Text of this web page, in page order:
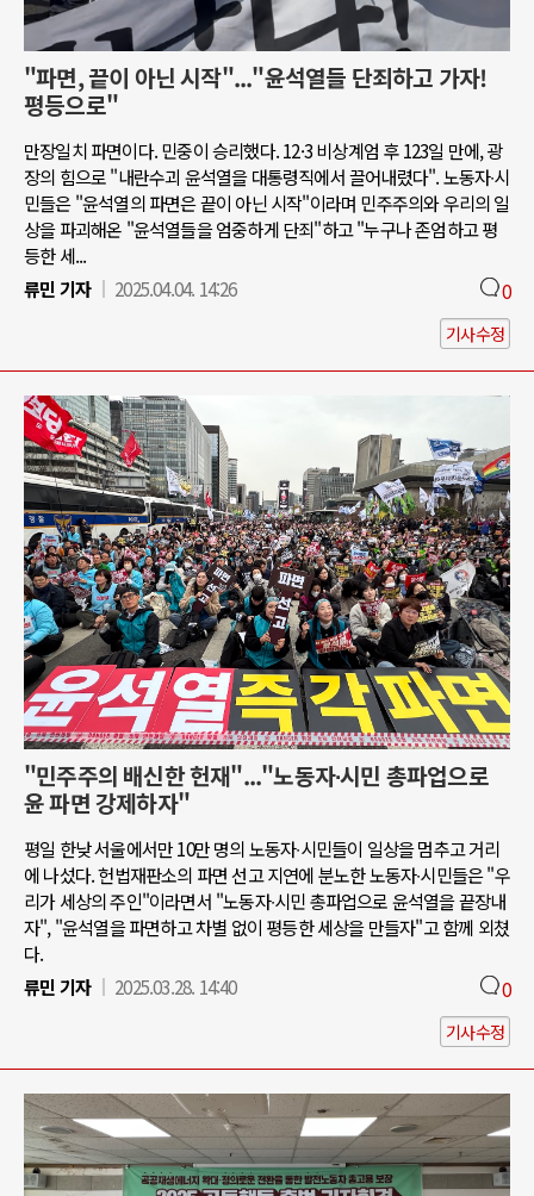
"파면, 끝이 아닌 시작"..."윤석열들 단죄하고 가자!
평등으로"
만장일치 파면이다. 민중이 승리했다. 12·3 비상계엄 후 123일 만에, 광
장의 힘으로 "내란수괴 윤석열을 대통령직에서 끌어내렸다". 노동자∙시
민들은 "윤석열의 파면은 끝이 아닌 시작"이라며 민주주의와 우리의 일
상을 파괴해온 "윤석열들을 엄중하게 단죄"하고 "누구나 존엄하고 평
등한 세...
류민 기자
2025.04.04. 14:26 0
기사수정
"민주주의 배신한 헌재"..."노동자∙시민 총파업으로
윤 파면 강제하자"
평일 한낮 서울에서만 10만 명의 노동자∙시민들이 일상을 멈추고 거리
에 나섰다. 헌법재판소의 파면 선고 지연에 분노한 노동자∙시민들은 "우
리가 세상의 주인"이라면서 "노동자∙시민 총파업으로 윤석열을 끝장내
자", "윤석열을 파면하고 차별 없이 평등한 세상을 만들자"고 함께 외쳤
다.
류민 기자
2025.03.28. 14:40 0
기사수정